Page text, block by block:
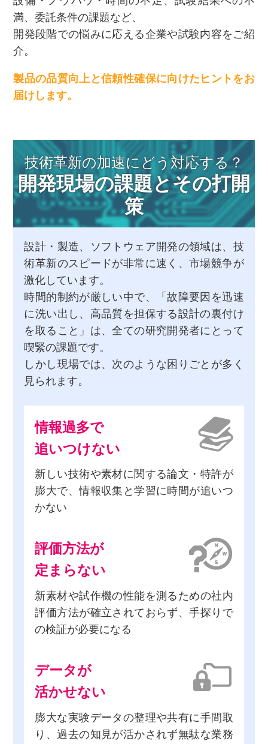
満、委託条件の課題など、
開発段階での悩みに応える企業や試験内容をご紹
介。
製品の品質向上と信頼性確保に向けたヒントをお
届けします。
技術革新の加速にどう対応する？
開発現場の課題とその打開
策
設計・製造、ソフトウェア開発の領域は、技
術革新のスピードが非常に速く、市場競争が
激化しています。
時間的制約が厳しい中で、「故障要因を迅速
に洗い出し、高品質を担保する設計の裏付け
を取ること」は、全ての研究開発者にとって
喫緊の課題です。
しかし現場では、次のような困りごとが多く
見られます。
情報過多で
追いつけない
新しい技術や素材に関する論文・特許が
膨大で、情報収集と学習に時間が追いつ
かない
評価方法が
定まらない
新素材や試作機の性能を測るための社内
評価方法が確立されておらず、手探りで
の検証が必要になる
データが
活かせない
膨大な実験データの整理や共有に手間取
り、過去の知見が活かされず無駄な業務